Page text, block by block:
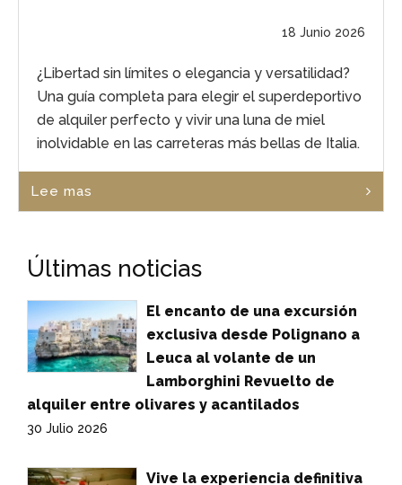
18 Junio 2026
¿Libertad sin límites o elegancia y versatilidad?
Una guía completa para elegir el superdeportivo
de alquiler perfecto y vivir una luna de miel
inolvidable en las carreteras más bellas de Italia.
Lee mas
Últimas noticias
El encanto de una excursión
exclusiva desde Polignano a
Leuca al volante de un
Lamborghini Revuelto de
alquiler entre olivares y acantilados
30 Julio 2026
Vive la experiencia definitiva